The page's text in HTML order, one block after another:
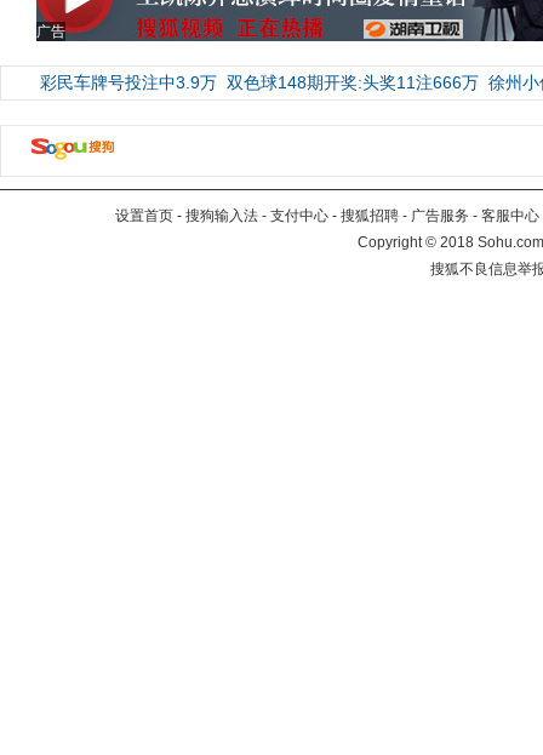
广告
彩民车牌号投注中3.9万 双色球148期开奖:头奖11注666万 徐州
设置首页 - 搜狗输入法 - 支付中心 - 搜狐招聘 - 广告服务 - 客服中心
Copyright©2018
搜狐不良信息举